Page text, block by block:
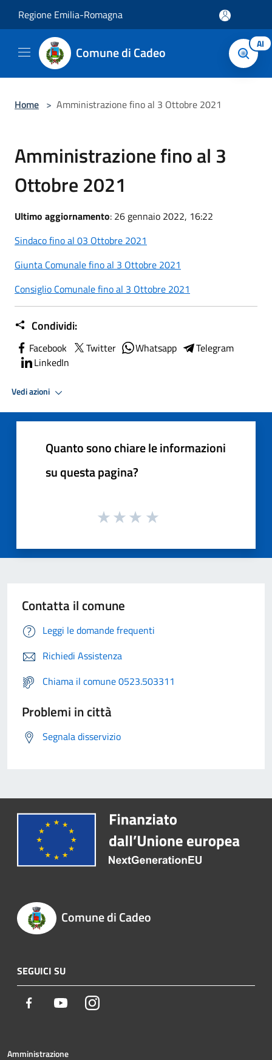
Regione Emilia-Romagna
Comune di Cadeo AI
Home > Amministrazione fino al 3 Ottobre 2021
Amministrazione fino al 3
Ottobre 2021
Ultimo aggiornamento: 26 gennaio 2022, 16:22
Sindaco fino al 03 Ottobre 2021
Giunta Comunale fino al 3 Ottobre 2021
Consiglio Comunale fino al 3 Ottobre 2021
Condividi:
Facebook Twitter Whatsapp
Telegram
LinkedIn
Vedi azioni
Quanto sono chiare le informazioni
su questa pagina?
Contatta il comune
Leggi le domande frequenti
Richiedi Assistenza
Chiama il comune 0523.503311
Problemi in città
Segnala disservizio
Comune di Cadeo
SEGUICI SU
Facebook YoutubeInstagram
Amministrazione